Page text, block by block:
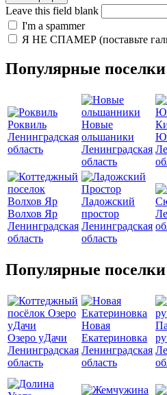
Leave this field blank
I'm a spammer
Я НЕ СПАМЕР (поставьте
Популярные поселки
Роквиль
Ленинградская
область
Новые
ольшаники
Ленинградская
область
Волхов Яр
Ленинградская
область
Ладожский
простор
Ленинградская
область
Популярные поселки
Озеро уДачи
Ленинградская
область
Новая
Екатериновка
Ленинградская
область